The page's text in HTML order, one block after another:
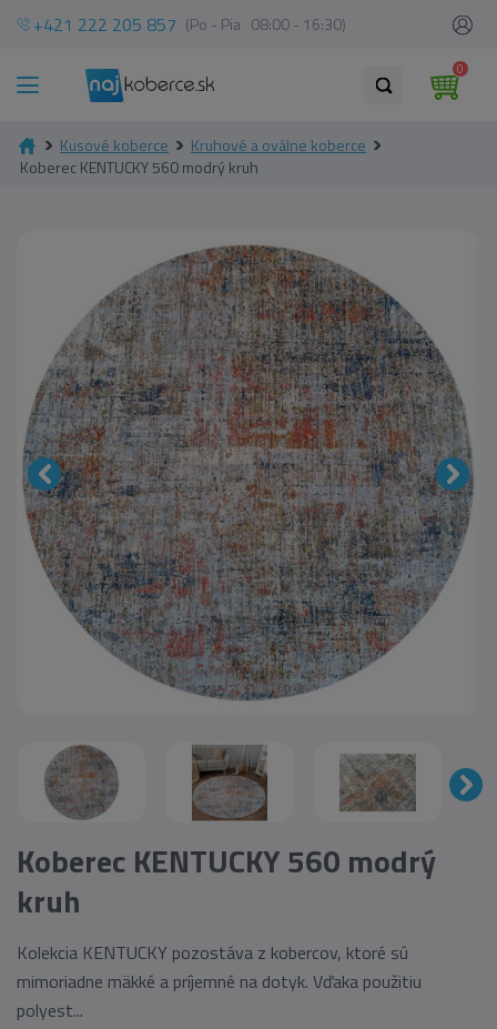
+421 222 205 857 (Po - Pia 08:00 - 16:30)
0
Kusové koberce
Kruhové a oválne koberce
Koberec KENTUCKY 560 modrý kruh
Koberec KENTUCKY 560 modrý
kruh
Kolekcia KENTUCKY pozostáva z kobercov, ktoré sú
mimoriadne mäkké a príjemné na dotyk. Vďaka použitiu
polyest...